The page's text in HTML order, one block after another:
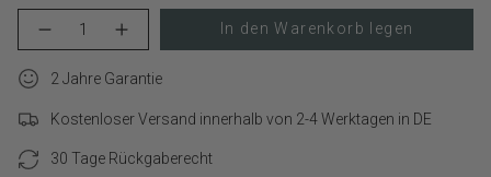
cart\">
quantity
</span>
Menge
für
BERLIN
Glass
verringern
Schaltfläche
-
BERLIN
Ohrstecker
Glass
Heart">
In den Warenkorb legen
2 Jahre Garantie
Kostenloser Versand innerhalb von 2-4 Werktagen in DE
30 Tage Rückgaberecht